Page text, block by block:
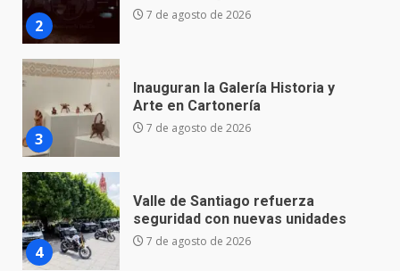
3
7 de agosto de 2026
4
Valle de Santiago refuerza
seguridad con nuevas unidades
7 de agosto de 2026
5
Los Pastores: tradición que
resiste al paso del tiempo
6 de agosto de 2026